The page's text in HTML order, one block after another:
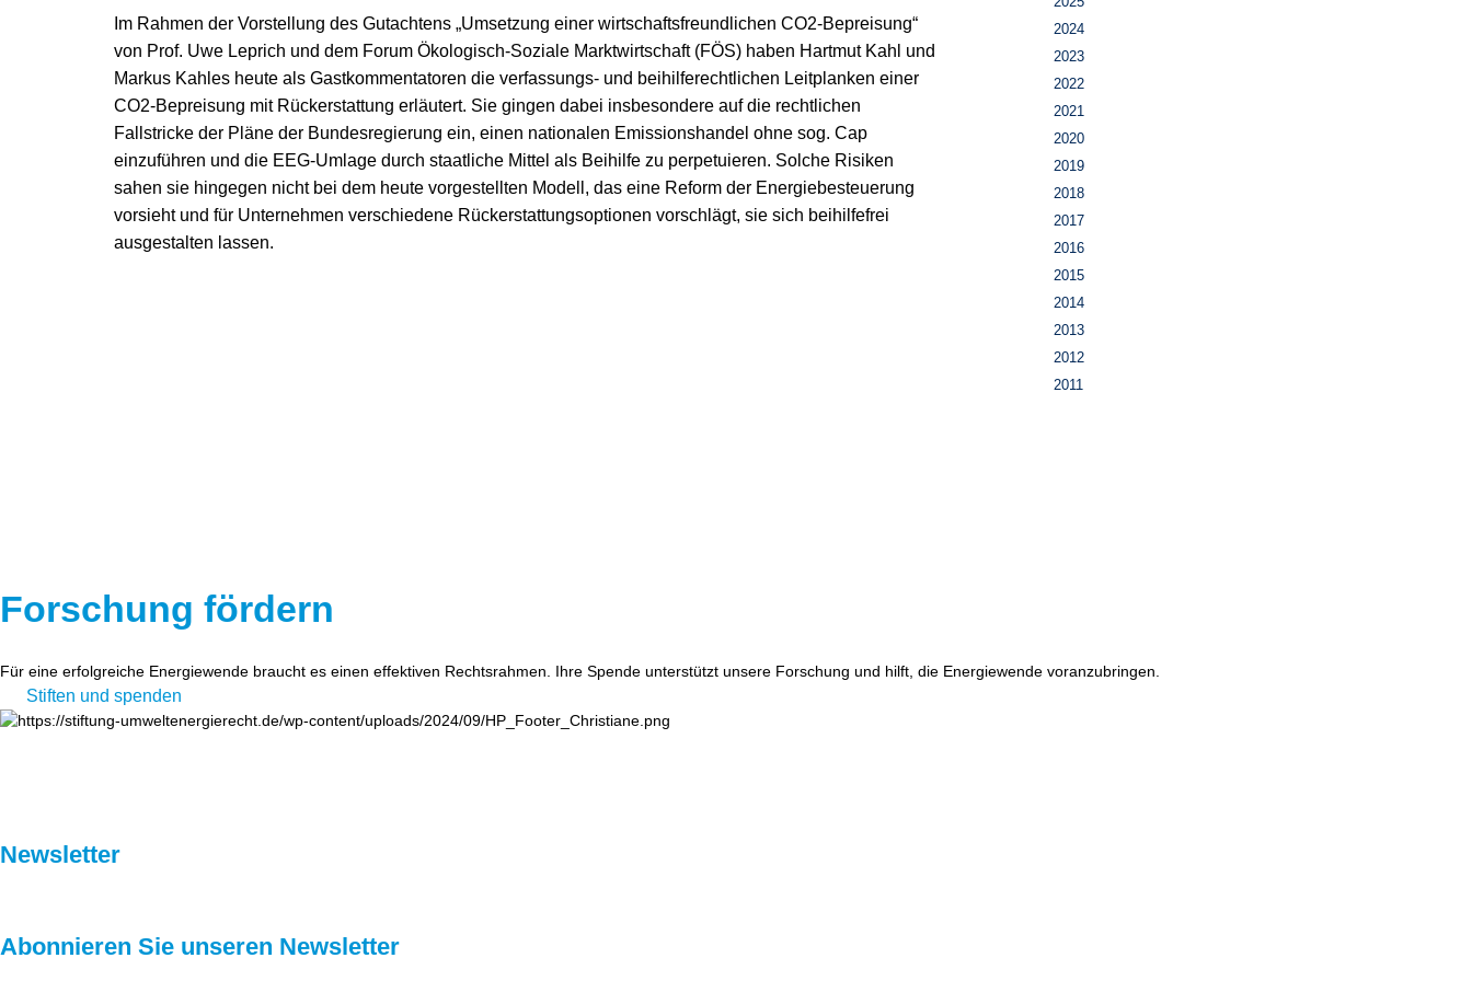
Im Rahmen der Vorstellung des Gutachtens „Umsetzung einer wirtschaftsfreundlichen CO2-Bepreisung“
von Prof. Uwe Leprich und dem Forum Ökologisch-Soziale Marktwirtschaft (FÖS) haben Hartmut Kahl und
Markus Kahles heute als Gastkommentatoren die verfassungs- und beihilferechtlichen Leitplanken einer
CO2-Bepreisung mit Rückerstattung erläutert. Sie gingen dabei insbesondere auf die rechtlichen
Fallstricke der Pläne der Bundesregierung ein, einen nationalen Emissionshandel ohne sog. Cap
einzuführen und die EEG-Umlage durch staatliche Mittel als Beihilfe zu perpetuieren. Solche Risiken
sahen sie hingegen nicht bei dem heute vorgestellten Modell, das eine Reform der Energiebesteuerung
vorsieht und für Unternehmen verschiedene Rückerstattungsoptionen vorschlägt, sie sich beihilfefrei
ausgestalten lassen.
2024
2023
2022
2021
2020
2019
2018
2017
2016
2015
2014
2013
2012
2011
Forschung fördern
Für eine erfolgreiche Energiewende braucht es einen effektiven Rechtsrahmen. Ihre Spende unterstützt unsere Forschung und hilft, die Energiewende voranzubringen.
Stiften und spenden
Newsletter
Abonnieren Sie unseren Newsletter